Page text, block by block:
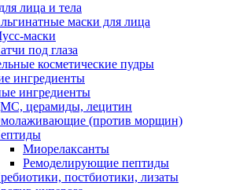
лица и тела
маски для лица
маски
под глаза
косметические пудры
ингредиенты
ингредиенты
церамиды, лецитин
(против морщин)
Миорелаксанты
Ремоделирующие пептиды
постбиотики, лизаты